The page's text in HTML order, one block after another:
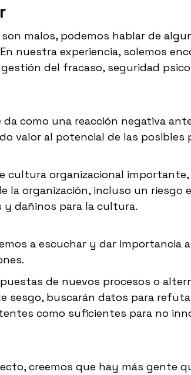
malos, podemos hablar de
nuestra experiencia, solemos
del fracaso, seguridad
da como una reacción negativa
valor al potencial de las posibles
cultura organizacional
la organización, incluso un riesgo
dañinos para la cultura.
a escuchar y dar importancia
de nuevos procesos o
sesgo, buscarán datos para
como suficientes para no
creemos que hay más gente